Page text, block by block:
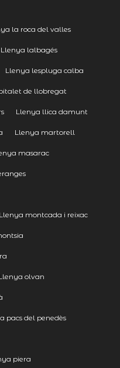
la roca del valles
Llenya lalbagés
Llenya lespluga calba
de llobregat
Llenya llica damunt
Llenya martorell
masarac
Llenya montcada i reixac
olvan
pacs del penedès
piera